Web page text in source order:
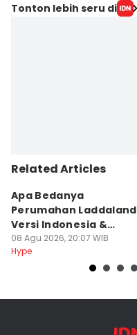
Tonton lebih seru di
Related Articles
Apa Bedanya
Perumahan Laddaland
Versi Indonesia &
Thailand?
08 Agu 2026, 20:07 WIB
Hype